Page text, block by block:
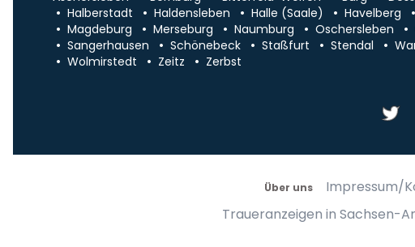
Halberstadt
Haldensleben Halle (Saale) Havelberg
Magdeburg
Merseburg Naumburg Oschersleben
Sangerhausen
Schönebeck Staßfurt Stendal
Wolmirstedt
Zeitz Zerbst
Über uns Impressum/
Traueranzeigen in Sachsen-